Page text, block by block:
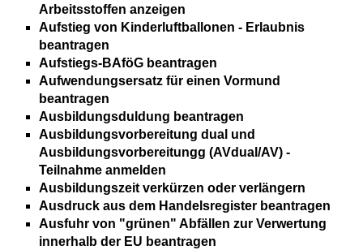
Arbeitsstoffen anzeigen
Aufstieg von Kinderluftballonen - Erlaubnis
beantragen
Aufstiegs-BAföG beantragen
Aufwendungsersatz für einen Vormund
beantragen
Ausbildungsduldung beantragen
Ausbildungsvorbereitung dual und
Ausbildungsvorbereitungg (AVdual/AV) -
Teilnahme anmelden
Ausbildungszeit verkürzen oder verlängern
Ausdruck aus dem Handelsregister beantragen
Ausfuhr von "grünen" Abfällen zur Verwertung
innerhalb der EU beantragen